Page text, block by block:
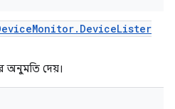
Monitor. DeviceLister
অনুমতি দেয়।